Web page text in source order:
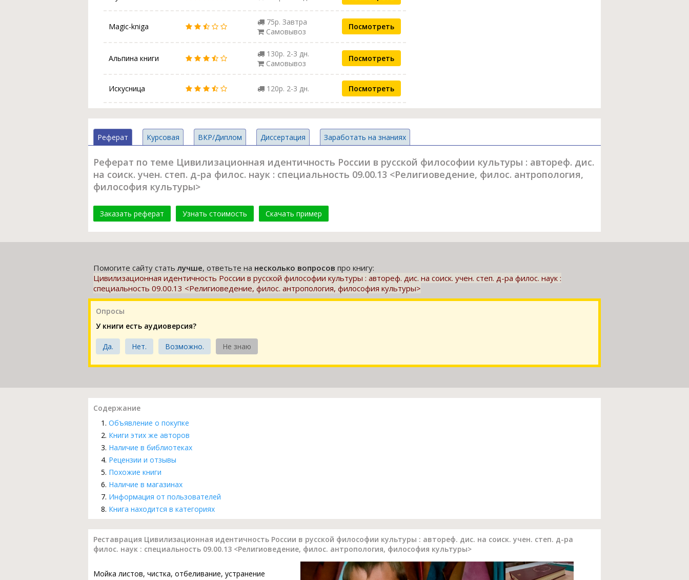
Magic-kniga
75р. Завтра
Самовывоз
Посмотреть
Альпина книги
130р. 2-3 дн.
Самовывоз
Посмотреть
Искусница 120р. 2-3 дн. Посмотреть
Реферат Курсовая ВКР/Диплом Диссертация Заработать на знаниях
Реферат по теме Цивилизационная идентичность России в русской философии культуры : автореф. дис.
на соиск. учен. степ. д-ра филос. наук : специальность 09.00.13 <Религиоведение, филос. антропология,
философия культуры>
Заказать реферат Узнать стоимость Скачать пример
Помогите сайту статьлучше, ответьте на несколько вопросов про книгу:
Цивилизационная идентичность России в русской философии культуры : автореф. дис. на соиск. учен. степ. д-ра филос. наук :
специальность 09.00.13 <Религиоведение, филос. антропология, философия культуры>
Опросы
У книги есть аудиоверсия?
Да. Нет. Возможно. Не знаю
Содержание
Объявление о покупке
Книги этих же авторов
Наличие в библиотеках
Рецензии и отзывы
Похожие книги
Наличие в магазинах
Информация от пользователей
Книга находится в категориях
Реставрация Цивилизационная идентичность России в русской философии культуры : автореф. дис. на соиск. учен. степ. д-ра
филос. наук : специальность 09.00.13 <Религиоведение, филос. антропология, философия культуры>
Мойка листов, чистка, отбеливание, устранение